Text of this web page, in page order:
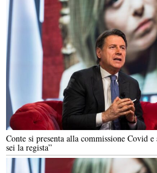
Conte si presenta alla commissione Covid
sei la regista”